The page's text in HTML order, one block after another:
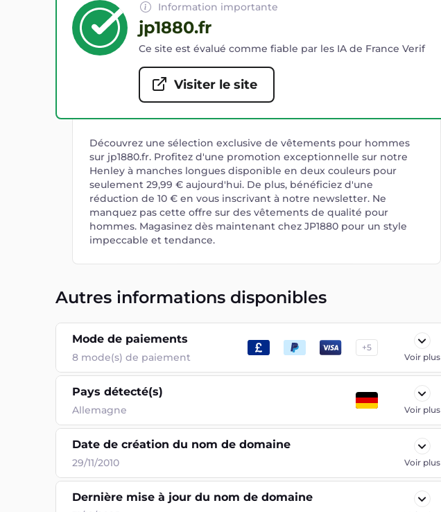
Information importante
jp1880.fr
Ce site est évalué comme fiable par les IA de France Verif
Visiter le site
Découvrez une sélection exclusive de vêtements pour hommes
sur jp1880.fr. Profitez d'une promotion exceptionnelle sur notre
Henley à manches longues disponible en deux couleurs pour
seulement 29,99 € aujourd'hui. De plus, bénéficiez d'une
réduction de 10 € en vous inscrivant à notre newsletter. Ne
manquez pas cette offre sur des vêtements de qualité pour
hommes. Magasinez dès maintenant chez JP1880 pour un style
impeccable et tendance.
Autres informations disponibles
Mode de paiements
8 mode(s) de paiement
+5
Voir plus
Pays détecté(s)
Allemagne Voir plus
Date de création du nom de domaine
29/11/2010 Voir plus
Dernière mise à jour du nom de domaine